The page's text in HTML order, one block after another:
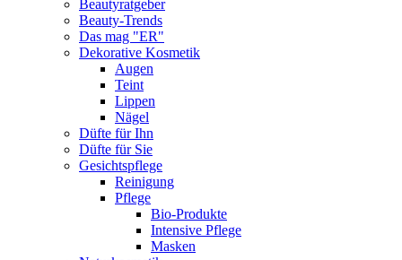
Beautyratgeber
Beauty-Trends
Das mag "ER"
Dekorative Kosmetik
Augen
Teint
Lippen
Nägel
Düfte für Ihn
Düfte für Sie
Gesichtspflege
Reinigung
Pflege
Bio-Produkte
Intensive Pflege
Masken